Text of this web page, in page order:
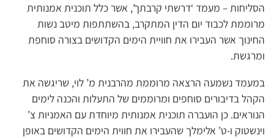
הסליחות – מעמד ‘דרשתי קרבתך’, אשר כלל תוכנית אמנותית
מרוממת לכבוד יום הדין המתקרב, בהשתתפות מיטב נשות
החינוך אשר העבירו את חוויית הימים הקדושים בצורה סוחפת
ומרגשת.
במעמד נשמעה הרצאה מרוממת מהרבנית מ’ לוי, שריגשה את
הקהל בדיבורים סוחפים ומרוממים של התעלות והכנה לימים
הנוראים. כן הועברה תוכנית אמנותית מיוחדת עם האמניות צ’
וינשטוק ו-ט’ אלימלך שהעבירו את חווית הימים הקדושים באופן